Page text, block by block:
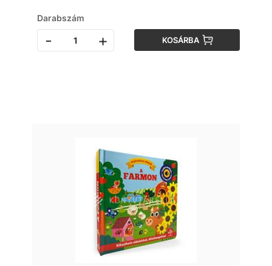
Darabszám
- + KOSÁRBA